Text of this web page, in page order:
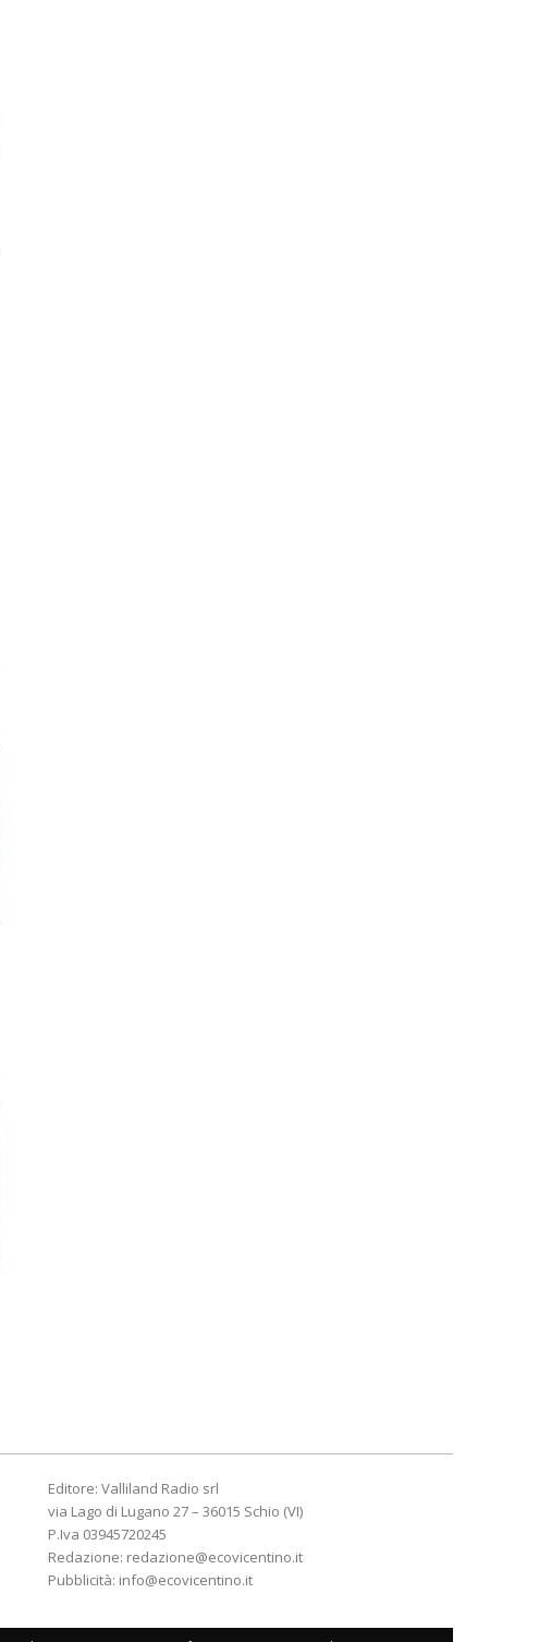
Editore: Valliland Radio srl
via Lago di Lugano 27 – 36015 Schio (VI)
P.Iva 03945720245
Redazione: redazione@ecovicentino.it
Pubblicità: info@ecovicentino.it